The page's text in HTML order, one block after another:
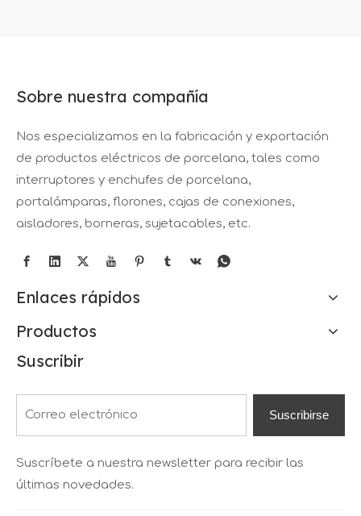
Sobre nuestra compañía
Nos especializamos en la fabricación y exportación
de productos eléctricos de porcelana, tales como
interruptores y enchufes de porcelana,
portalámparas, florones, cajas de conexiones,
aisladores, borneras, sujetacables, etc.
Enlaces rápidos
Productos
Suscribir
Suscribirse
Suscríbete a nuestra newsletter para recibir las
últimas novedades.